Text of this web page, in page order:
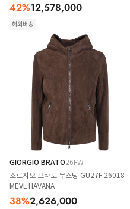
42%12,578,000
해외배송
GIORGIO BRATO26FW
조르지오 브라토 무스탕 GU27F 26018
MEVL HAVANA
38%2,626,000